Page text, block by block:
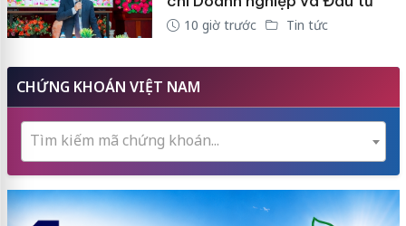
10 giờ trước Tin tức
CHỨNG KHOÁN VIỆT NAM
Tìm kiếm mã chứng khoán...